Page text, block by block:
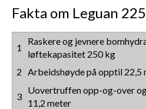
Fakta om Leguan 225
1
Raskere og jevnere
løftekapasitet 250 kg
2
Arbeidshøyde på opptil 22,5
3
Uovertruffen opp-og-over
11,2 meter